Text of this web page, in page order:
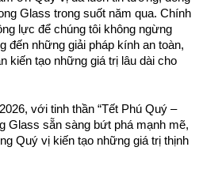
Glass trong suốt năm qua. Chính
lực để chúng tôi không ngừng
đến những giải pháp kính an toàn,
kiến tạo những giá trị lâu dài cho
với tinh thần “Tết Phú Quý –
Glass sẵn sàng bứt phá mạnh mẽ,
Quý vị kiến tạo những giá trị thịnh